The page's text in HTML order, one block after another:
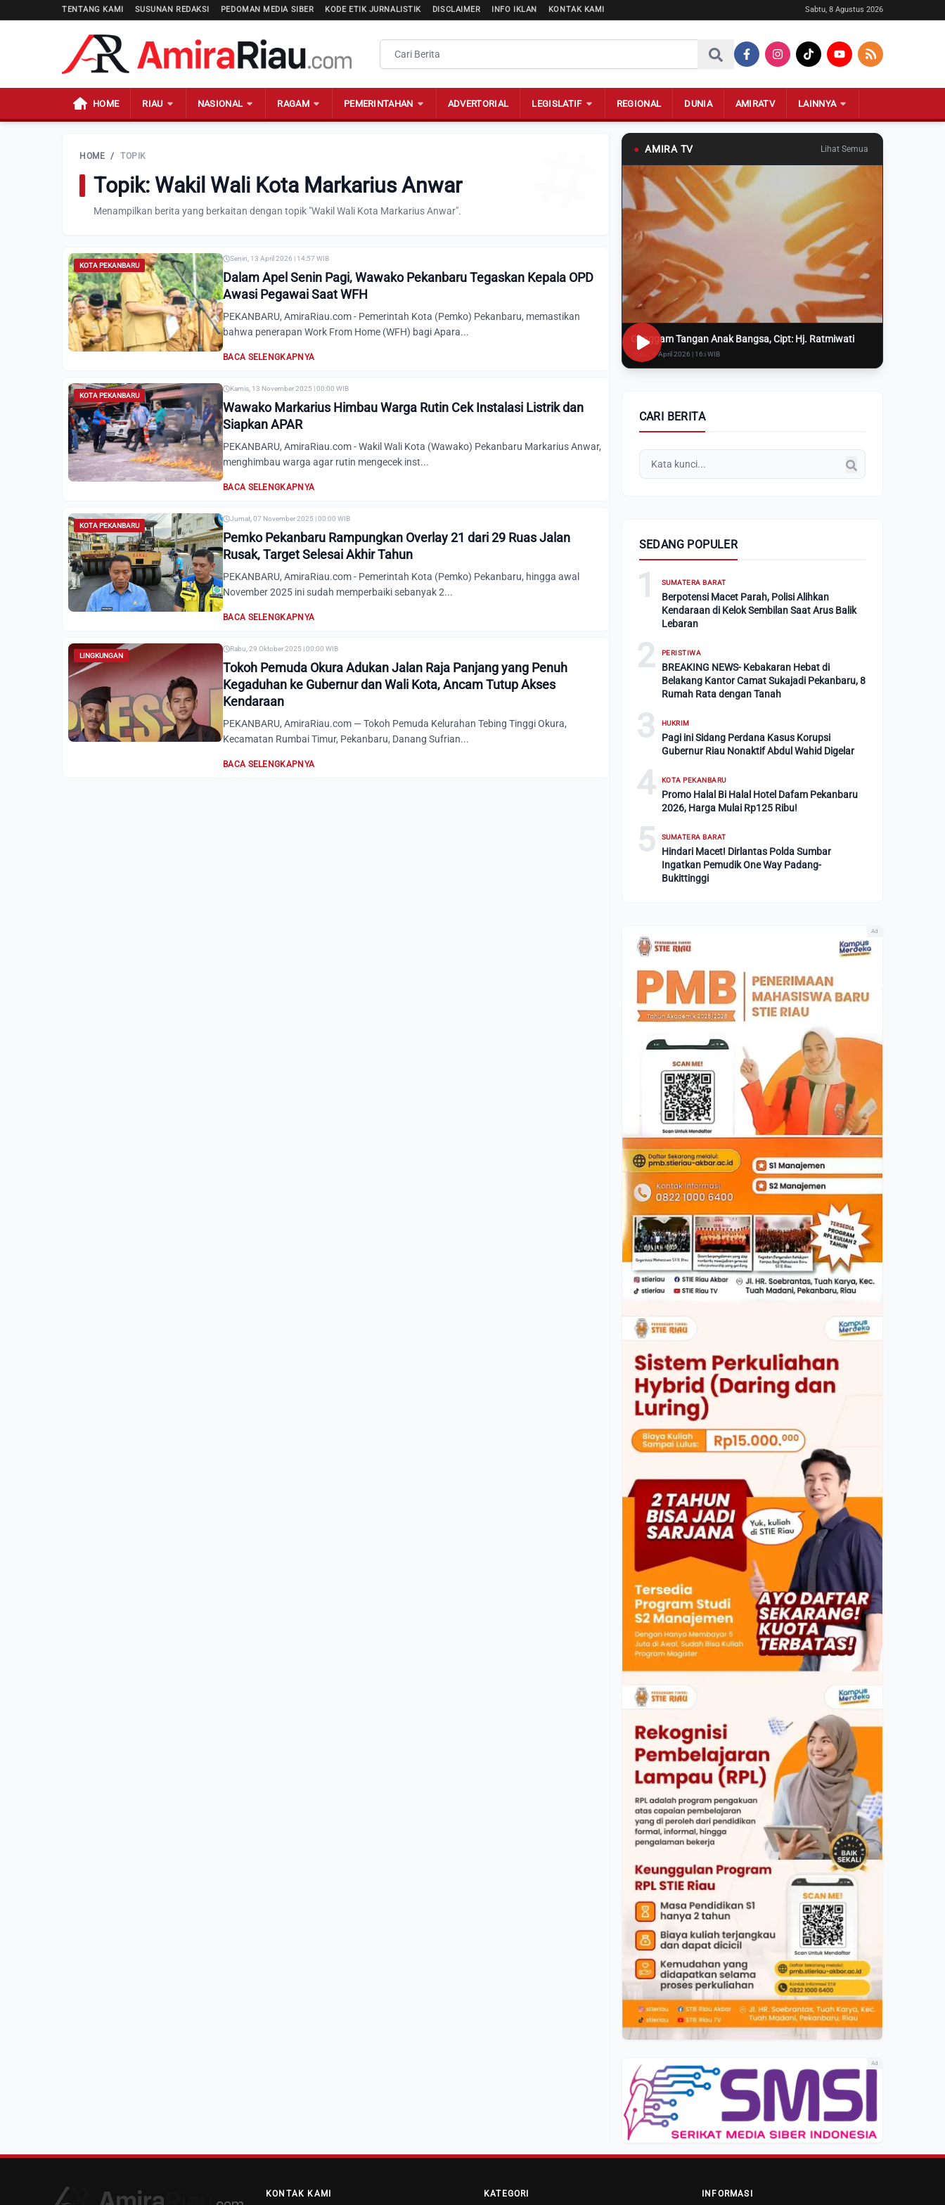
TENTANG KAMI SUSUNAN REDAKSI PEDOMAN MEDIA SIBER KODE ETIK JURNALISTIK DISCLAIMER INFO IKLAN KONTAK KAMI Sabtu, 8 Agustus 2026
HOME RIAU NASIONAL RAGAM PEMERINTAHAN ADVERTORIAL LEGISLATIF REGIONAL DUNIA AMIRATV LAINNYA
HOME / TOPIK
Topik: Wakil Wali Kota Markarius Anwar
Menampilkan berita yang berkaitan dengan topik "Wakil Wali Kota Markarius Anwar".
KOTA PEKANBARU
Senin, 13 April 2026 | 14:57 WIB
Dalam Apel Senin Pagi, Wawako Pekanbaru Tegaskan Kepala OPD
Awasi Pegawai Saat WFH
PEKANBARU, AmiraRiau.com - Pemerintah Kota (Pemko) Pekanbaru, memastikan
bahwa penerapan Work From Home (WFH) bagi Apara...
BACA SELENGKAPNYA
KOTA PEKANBARU
Kamis, 13 November 2025 | 00:00 WIB
Wawako Markarius Himbau Warga Rutin Cek Instalasi Listrik dan
Siapkan APAR
PEKANBARU, AmiraRiau.com - Wakil Wali Kota (Wawako) Pekanbaru Markarius Anwar,
menghimbau warga agar rutin mengecek inst...
BACA SELENGKAPNYA
KOTA PEKANBARU
Jumat, 07 November 2025 | 00:00 WIB
Pemko Pekanbaru Rampungkan Overlay 21 dari 29 Ruas Jalan
Rusak, Target Selesai Akhir Tahun
PEKANBARU, AmiraRiau.com - Pemerintah Kota (Pemko) Pekanbaru, hingga awal
November 2025 ini sudah memperbaiki sebanyak 2...
BACA SELENGKAPNYA
LINGKUNGAN
Rabu, 29 Oktober 2025 | 00:00 WIB
Tokoh Pemuda Okura Adukan Jalan Raja Panjang yang Penuh
Kegaduhan ke Gubernur dan Wali Kota, Ancam Tutup Akses
Kendaraan
PEKANBARU, AmiraRiau.com — Tokoh Pemuda Kelurahan Tebing Tinggi Okura,
Kecamatan Rumbai Timur, Pekanbaru, Danang Sufrian...
BACA SELENGKAPNYA
● AMIRA TV Lihat Semua
Genggam Tangan Anak Bangsa, Cipt: Hj. Ratmiwati
Rabu, 8 April 2026 | 16:i WIB
CARI BERITA
SEDANG POPULER
1 SUMATERA BARAT
Berpotensi Macet Parah, Polisi Alihkan
Kendaraan di Kelok Sembilan Saat Arus Balik
Lebaran
2 PERISTIWA
BREAKING NEWS- Kebakaran Hebat di
Belakang Kantor Camat Sukajadi Pekanbaru, 8
Rumah Rata dengan Tanah
3 HUKRIM
Pagi ini Sidang Perdana Kasus Korupsi
Gubernur Riau Nonaktif Abdul Wahid Digelar
4 KOTA PEKANBARU
Promo Halal Bi Halal Hotel Dafam Pekanbaru
2026, Harga Mulai Rp125 Ribu!
5 SUMATERA BARAT
Hindari Macet! Dirlantas Polda Sumbar
Ingatkan Pemudik One Way Padang-
Bukittinggi
Ad
Ad
KONTAK KAMI KATEGORI INFORMASI